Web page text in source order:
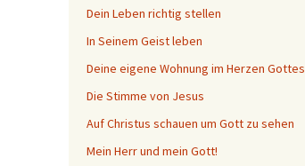
Dein Leben richtig stellen
In Seinem Geist leben
Deine eigene Wohnung im Herzen Gottes
Die Stimme von Jesus
Auf Christus schauen um Gott zu sehen
Mein Herr und mein Gott!